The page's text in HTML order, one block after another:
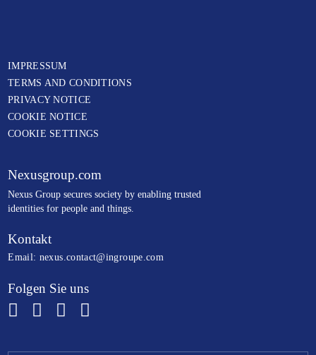
IMPRESSUM
TERMS AND CONDITIONS
PRIVACY NOTICE
COOKIE NOTICE
COOKIE SETTINGS
Nexusgroup.com
Nexus Group secures society by enabling trusted
identitiesfor people and things.
Kontakt
Email: nexus.contact@ingroupe.com
Folgen Sie uns